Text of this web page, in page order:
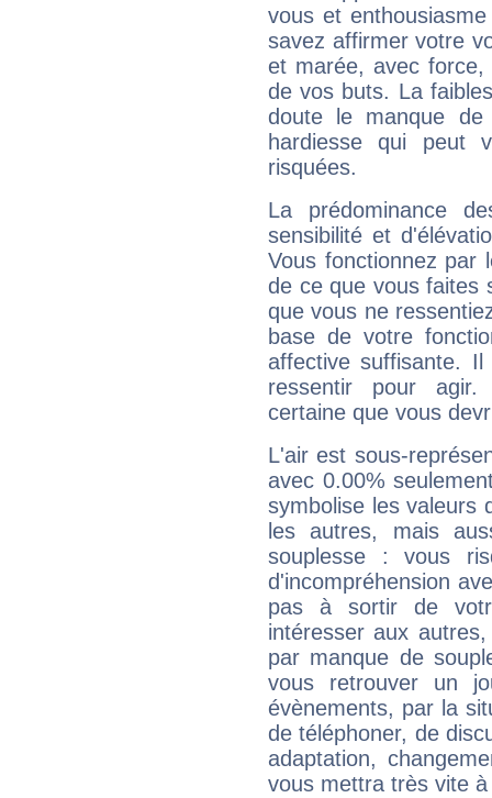
vous et
savez affirmer votre
et marée, avec
de vos buts. La
doute le manque
hardiesse qui peut
risquées.
La prédominance
sensibilité et
Vous fonctionnez
de ce que vous faites
que vous ne
base de votre
affective suffisante.
ressentir pour agir.
certaine que vous
L'air est sous-
avec 0.00%
symbolise les valeurs
les autres, mais
souplesse : vous
d'incompréhension
pas à sortir de
intéresser aux
par manque de
vous retrouver un
évènements, par la
de téléphoner, de
adaptation,
vous mettra très vite